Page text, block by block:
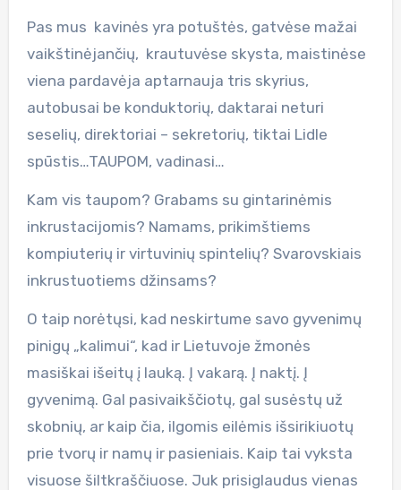
Pas mus kavinės yra potuštės, gatvėse mažai
vaikštinėjančių, krautuvėse skysta, maistinėse
viena pardavėja aptarnauja tris skyrius,
autobusai be konduktorių, daktarai neturi
seselių, direktoriai – sekretorių, tiktai Lidle
spūstis…TAUPOM, vadinasi…
Kam vis taupom? Grabams su gintarinėmis
inkrustacijomis? Namams, prikimštiems
kompiuterių ir virtuvinių spintelių? Svarovskiais
inkrustuotiems džinsams?
O taip norėtųsi, kad neskirtume savo gyvenimų
pinigų „kalimui“, kad ir Lietuvoje žmonės
masiškai išeitų į lauką. Į vakarą. Į naktį. Į
gyvenimą. Gal pasivaikščiotų, gal susėstų už
skobnių, ar kaip čia, ilgomis eilėmis išsirikiuotų
prie tvorų ir namų ir pasieniais. Kaip tai vyksta
visuose šiltkraščiuose. Juk prisiglaudus vienas